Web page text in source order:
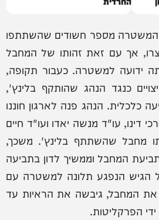
המשטרה מספר חשודים שהשתתפו
אך עם זאת זהותו של המחבל
ידועה למשטרה. כעבור תקופה,
כנגד הנהג שהותקף בלינץ',
כלכלית. הנהג פנה לארגון חוננו
דינו, עו"ד מנשה יאדו ועו"ד חיים
מחבל שהשתתף בלינץ'. משכך,
המחבל וממשיך לדון בתביעה
הגיש הנפגע תלונה למשטרה עם
את המחבל, גיבשה את הראיות עד
הפרקליטות.